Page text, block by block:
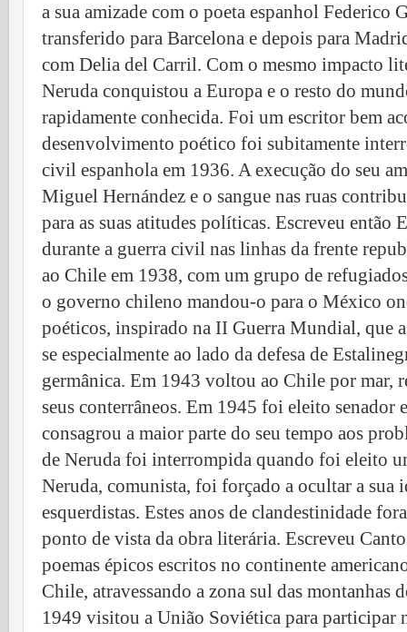
a sua amizade com o poeta espanhol Federico
transferido para Barcelona e depois para
com Delia del Carril. Com o mesmo impacto
Neruda conquistou a Europa e o resto do
rapidamente conhecida. Foi um escritor bem
desenvolvimento poético foi subitamente
civil espanhola em 1936. A execução do seu
Miguel Hernández e o sangue nas ruas
para as suas atitudes políticas. Escreveu então
durante a guerra civil nas linhas da frente
ao Chile em 1938, com um grupo de
o governo chileno mandou-o para o México
poéticos, inspirado na II Guerra Mundial, que
se especialmente ao lado da defesa de
germânica. Em 1943 voltou ao Chile por mar,
seus conterrâneos. Em 1945 foi eleito senador
consagrou a maior parte do seu tempo aos
de Neruda foi interrompida quando foi eleito
Neruda, comunista, foi forçado a ocultar a sua
esquerdistas. Estes anos de clandestinidade
ponto de vista da obra literária. Escreveu
poemas épicos escritos no continente
Chile, atravessando a zona sul das montanhas
1949 visitou a União Soviética para participar